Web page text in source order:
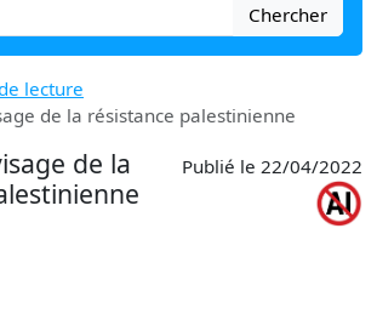
Chercher
lecture
de la résistance palestinienne
de la
Publié le 22/04/2022